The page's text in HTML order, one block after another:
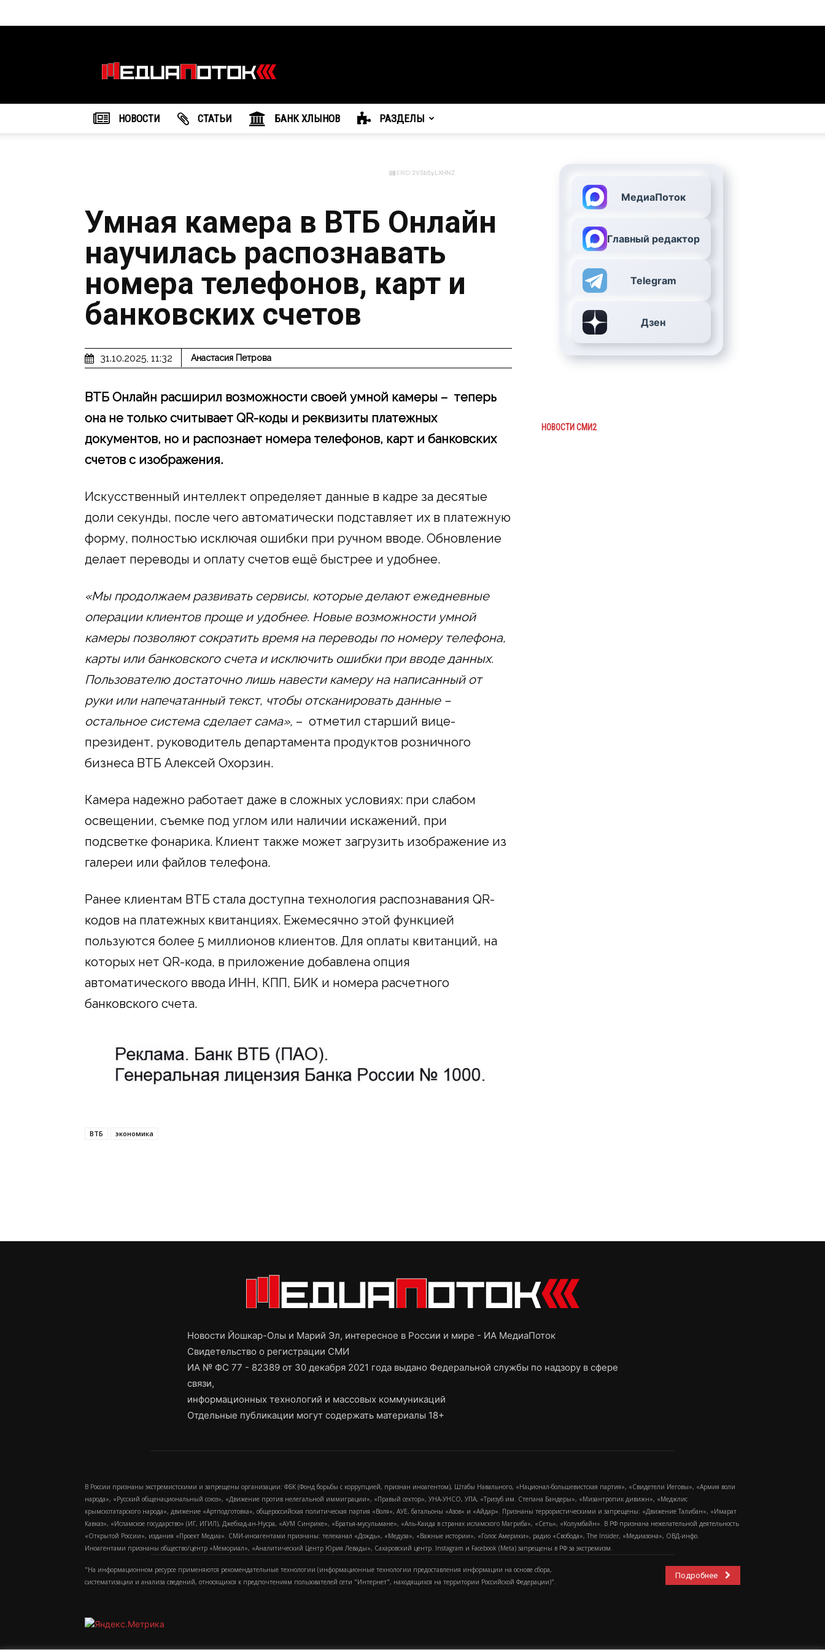
агентство
"МедиаПоток"
НОВОСТИ CТАТЬИ БАНК ХЛЫНОВ РАЗДЕЛЫ
ERID:2VSb5yLXHNZ
Умная камера в ВТБ Онлайн
научилась распознавать
номера телефонов, карт и
банковских счетов
31.10.2025, 11:32 Анастасия Петрова
ВТБ Онлайн расширил возможности своей умной камеры – теперь
она не только считывает QR-коды и реквизиты платежных
документов, но и распознает номера телефонов, карт и банковских
счетов с изображения.
Искусственный интеллект определяет данные в кадре за десятые
доли секунды, после чего автоматически подставляет их в платежную
форму, полностью исключая ошибки при ручном вводе. Обновление
делает переводы и оплату счетов ещё быстрее и удобнее.
«Мы продолжаем развивать сервисы, которые делают ежедневные
операции клиентов проще и удобнее. Новые возможности умной
камеры позволяют сократить время на переводы по номеру телефона,
карты или банковского счета и исключить ошибки при вводе данных.
Пользователю достаточно лишь навести камеру на написанный от
руки или напечатанный текст, чтобы отсканировать данные –
остальное система сделает сама», – отметил старший вице-
президент, руководитель департамента продуктов розничного
бизнеса ВТБ Алексей Охорзин.
Камера надежно работает даже в сложных условиях: при слабом
освещении, съемке под углом или наличии искажений, при
подсветке фонарика. Клиент также может загрузить изображение из
галереи или файлов телефона.
Ранее клиентам ВТБ стала доступна технология распознавания QR-
кодов на платежных квитанциях. Ежемесячно этой функцией
пользуются более 5 миллионов клиентов. Для оплаты квитанций, на
которых нет QR-кода, в приложение добавлена опция
автоматического ввода ИНН, КПП, БИК и номера расчетного
банковского счета.
ВТБ экономика
МедиаПоток
Главный редактор
Telegram
Дзен
НОВОСТИ СМИ2
Новости Йошкар-Олы и Марий Эл, интересное в России и мире - ИА МедиаПоток
Свидетельство о регистрации СМИ
ИА № ФС 77 - 82389 от 30 декабря 2021 года выдано Федеральной службы по надзору в сфере
связи,
информационных технологий и массовых коммуникаций
Отдельные публикации могут содержать материалы 18+
В России признаны экстремистскими и запрещены организации: ФБК (Фонд борьбы с коррупцией, признан иноагентом), Штабы Навального, «Национал-большевистская партия», «Свидетели Иеговы», «Армия воли
народа», «Русский общенациональный союз», «Движение против нелегальной иммиграции», «Правый сектор», УНА-УНСО, УПА, «Тризуб им. Степана Бандеры», «Мизантропик дивижн», «Меджлис
крымскотатарского народа», движение «Артподготовка», общероссийская политическая партия «Воля», АУЕ, батальоны «Азов» и «Айдар». Признаны террористическими и запрещены: «Движение Талибан», «Имарат
Кавказ», «Исламское государство» (ИГ, ИГИЛ), Джебхад-ан-Нусра, «АУМ Синрике», «Братья-мусульмане», «Аль-Каида в странах исламского Магриба», «Сеть», «Колумбайн». В РФ признана нежелательной деятельность
«Открытой России», издания «Проект Медиа». СМИ-иноагентами признаны: телеканал «Дождь», «Медуза», «Важные истории», «Голос Америки», радио «Свобода», The Insider, «Медиазона», ОВД-инфо.
Иноагентами признаны общество/центр «Мемориал», «Аналитический Центр Юрия Левады», Сахаровский центр. Instagram и Facebook (Metа) запрещены в РФ за экстремизм.
"На информационном ресурсе применяются рекомендательные технологии (информационные технологии предоставления информации на основе сбора,
систематизации и анализа сведений, относящихся к предпочтениям пользователей сети "Интернет", находящихся на территории Российской Федерации)".
Подробнее